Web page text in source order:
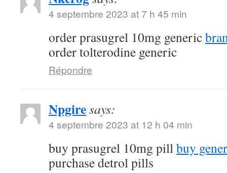
4 septembre 2023 at 7 h 45 min
order prasugrel 10mg generic
order tolterodine generic
Répondre
Npgiresays:
4 septembre 2023 at 12 h 04 min
buy prasugrel 10mg pillbuy
purchase detrol pills